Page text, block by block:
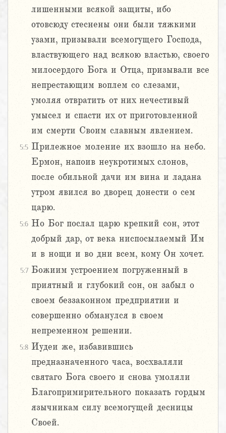
лишенными всякой защиты, ибо
отовсюду стеснены они были тяжкими
узами, призывали всемогущего Господа,
властвующего над всякою властью, своего
милосердого Бога и Отца, призывали все
непрестающим воплем со слезами,
умоляя отвратить от них нечестивый
умысел и спасти их от приготовленной
им смерти Своим славным явлением.
5:5 Прилежное моление их взошло на небо.
Ермон, напоив неукротимых слонов,
после обильной дачи им вина и ладана
утром явился во дворец донести о сем
царю.
5:6 Но Бог послал царю крепкий сон, этот
добрый дар, от века ниспосылаемый Им
и в нощи и во дни всем, кому Он хочет.
5:7 Божиим устроением погруженный в
приятный и глубокий сон, он забыл о
своем беззаконном предприятии и
совершенно обманулся в своем
непременном решении.
5:8 Иудеи же, избавившись
предназначенного часа, восхваляли
святаго Бога своего и снова умоляли
Благопримирительного показать гордым
язычникам силу всемогущей десницы
Своей.